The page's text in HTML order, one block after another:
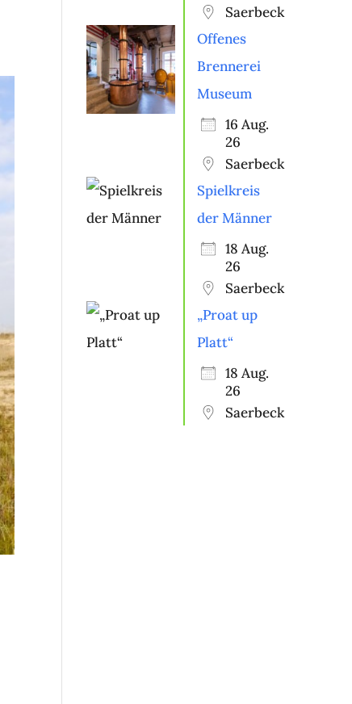
Saerbeck
Offenes
Brennerei
Museum
16 Aug.
26
Saerbeck
Spielkreis
der Männer
18 Aug.
26
Saerbeck
„Proat up
Platt“
18 Aug.
26
Saerbeck